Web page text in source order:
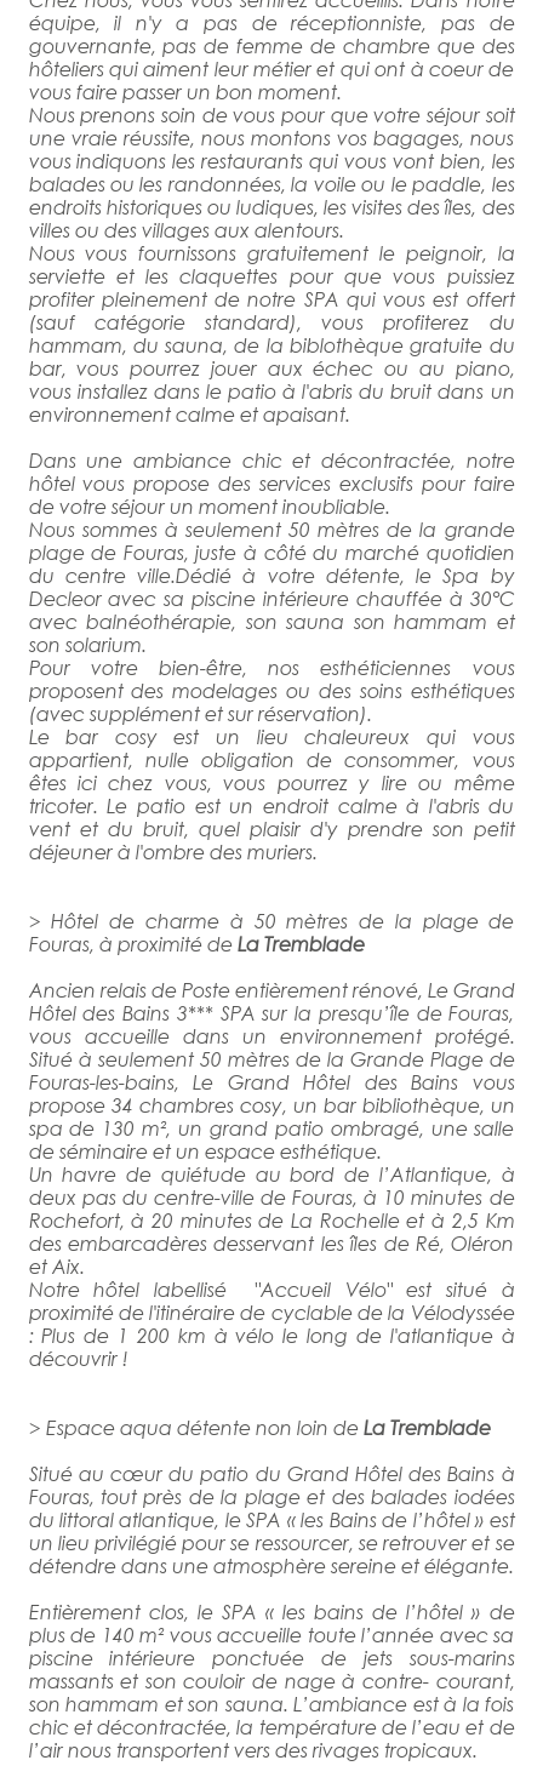
équipe, il n'y a pas de réceptionniste, pas de
gouvernante, pas de femme de chambre que des
hôteliers qui aiment leur métier et qui ont à coeur de
vous faire passer un bon moment.
Nous prenons soin de vous pour que votre séjour soit
une vraie réussite, nous montons vos bagages, nous
vous indiquons les restaurants qui vous vont bien, les
balades ou les randonnées, la voile ou le paddle, les
endroits historiques ou ludiques, les visites des îles, des
villes ou des villages aux alentours.
Nous vous fournissons gratuitement le peignoir, la
serviette et les claquettes pour que vous puissiez
profiter pleinement de notre SPA qui vous est offert
(sauf catégorie standard), vous profiterez du
hammam, du sauna, de la biblothèque gratuite du
bar, vous pourrez jouer aux échec ou au piano,
vous installez dans le patio à l'abris du bruit dans un
environnement calme et apaisant.
Dans une ambiance chic et décontractée, notre
hôtel vous propose des services exclusifs pour faire
de votre séjour un moment inoubliable.
Nous sommes à seulement 50 mètres de la grande
plage de Fouras, juste à côté du marché quotidien
du centre ville.Dédié à votre détente, le Spa by
Decleor avec sa piscine intérieure chauffée à 30°C
avec balnéothérapie, son sauna son hammam et
son solarium.
Pour votre bien-être, nos esthéticiennes vous
proposent des modelages ou des soins esthétiques
(avec supplément et sur réservation).
Le bar cosy est un lieu chaleureux qui vous
appartient, nulle obligation de consommer, vous
êtes ici chez vous, vous pourrez y lire ou même
tricoter. Le patio est un endroit calme à l'abris du
vent et du bruit, quel plaisir d'y prendre son petit
déjeuner à l'ombre des muriers.
> Hôtel de charme à 50 mètres de la plage de
Fouras, à proximité de La Tremblade
Ancien relais de Poste entièrement rénové, Le Grand
Hôtel des Bains 3*** SPA sur la presqu’île de Fouras,
vous accueille dans un environnement protégé.
Situé à seulement 50 mètres de la Grande Plage de
Fouras-les-bains, Le Grand Hôtel des Bains vous
propose 34 chambres cosy, un bar bibliothèque, un
spa de 130 m², un grand patio ombragé, une salle
de séminaire et un espace esthétique.
Un havre de quiétude au bord de l’Atlantique, à
deux pas du centre-ville de Fouras, à 10 minutes de
Rochefort, à 20 minutes de La Rochelle et à 2,5 Km
des embarcadères desservant les îles de Ré, Oléron
et Aix.
Notre hôtel labellisé "Accueil Vélo" est situé à
proximité de l'itinéraire de cyclable de la Vélodyssée
: Plus de 1 200 km à vélo le long de l'atlantique à
découvrir !
> Espace aqua détente non loin de La Tremblade
Situé au cœur du patio du Grand Hôtel des Bains à
Fouras, tout près de la plage et des balades iodées
du littoral atlantique, le SPA « les Bains de l’hôtel » est
un lieu privilégié pour se ressourcer, se retrouver et se
détendre dans une atmosphère sereine et élégante.
Entièrement clos, le SPA « les bains de l’hôtel » de
plus de 140 m² vous accueille toute l’année avec sa
piscine intérieure ponctuée de jets sous-marins
massants et son couloir de nage à contre- courant,
son hammam et son sauna. L’ambiance est à la fois
chic et décontractée, la température de l’eau et de
l’air nous transportent vers des rivages tropicaux.